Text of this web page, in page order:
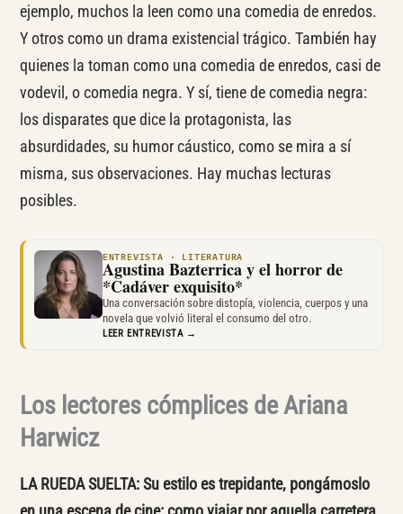
ejemplo, muchos la leen como una comedia de enredos.
Y otros como un drama existencial trágico. También hay
quienes la toman como una comedia de enredos, casi de
vodevil, o comedia negra. Y sí, tiene de comedia negra:
los disparates que dice la protagonista, las
absurdidades, su humor cáustico, como se mira a sí
misma, sus observaciones. Hay muchas lecturas
posibles.
ENTREVISTA · LITERATURA
Agustina Bazterrica y el horror de
*Cadáver exquisito*
Una conversación sobre distopía, violencia, cuerpos y una
novela que volvió literal el consumo del otro.
LEER ENTREVISTA →
Los lectores cómplices de Ariana
Harwicz
LA RUEDA SUELTA:Su estilo es trepidante, pongámoslo